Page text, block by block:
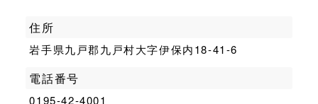
住所
岩手県九戸郡九戸村大字伊保内18-41-6
電話番号
0195-42-4001